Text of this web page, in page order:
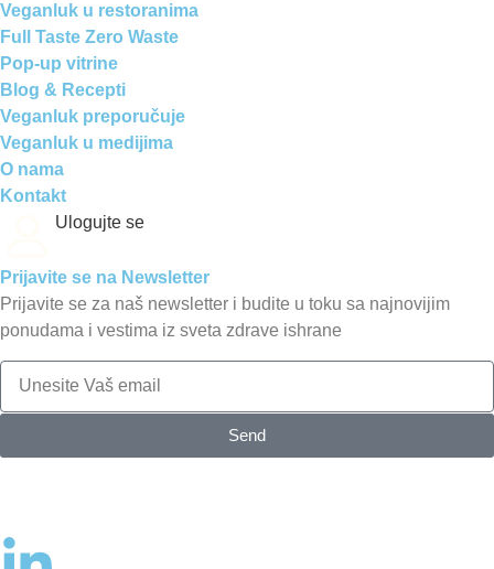
Veganluk u restoranima
Full Taste Zero Waste
Pop-up vitrine
Blog & Recepti
Veganluk preporučuje
Veganluk u medijima
O nama
Kontakt
Ulogujte se
Prijavite se na Newsletter
Prijavite se za naš newsletter i budite u toku sa najnovijim
ponudama i vestima iz sveta zdrave ishrane
Send